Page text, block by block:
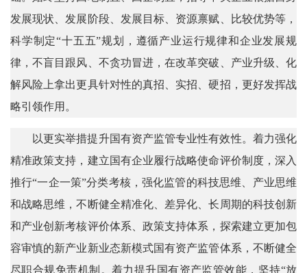
发展现状、发展阶段、发展目标、资源禀赋、比较优势等，
科学制定“十五五”规划，遵循产业运行规律和企业发展规
律，不盲目跟风、不贪功冒进，在改革突破、产业升级、化
解风险上拿出更具针对性的真招、实招、硬招，更好发挥战
略引领作用。
以更实举措提升国有资产监管专业性有效性。着力强化
精准政策支持，建立国有企业履行战略使命评价制度，深入
推行“一企一策”分类考核，强化监管的科技思维、产业思维
和战略思维，不断健全精准化、差异化、长周期的科技创新
和产业创新考核评价体系、政策支持体系，探索建立更加包
容审慎的新产业新业态新模式国有资产监管体系，不断健全
尽职合规免责机制。着力提升国有资产监管效能，坚持“放